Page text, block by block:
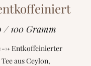
/ 100 Gramm
> Entkoffeinierter
aus Ceylon,